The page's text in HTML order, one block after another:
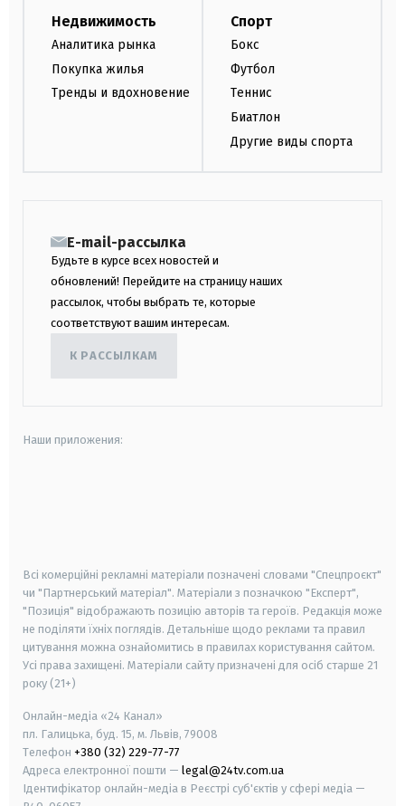
Недвижимость
Аналитика рынка
Покупка жилья
Тренды и вдохновение
Спорт
Бокс
Футбол
Теннис
Биатлон
Другие виды спорта
E-mail-рассылка
Будьте в курсе всех новостей и
обновлений! Перейдите на страницу наших
рассылок, чтобы выбрать те, которые
соответствуют вашим интересам.
К РАССЫЛКАМ
Наши приложения:
Всі комерційні рекламні матеріали позначені словами "Спецпроєкт"
чи "Партнерський матеріал". Матеріали з позначкою "Експерт",
"Позиція" відображають позицію авторів та героїв. Редакція може
не поділяти їхніх поглядів. Детальніше щодо реклами та правил
цитування можна ознайомитись в правилах користування сайтом.
Усі права захищені. Матеріали сайту призначені для осіб старше 21
року (21+)
Онлайн-медіа «24 Канал»
пл. Галицька, буд. 15, м. Львів, 79008
Телефон +380 (32) 229-77-77
Адреса електронної пошти — legal@24tv.com.ua
Ідентифікатор онлайн-медіа в Реєстрі суб'єктів у сфері медіа —